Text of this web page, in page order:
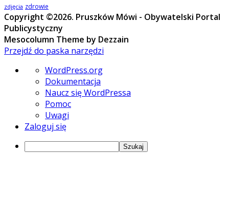
zdjęcia zdrowie
Copyright ©2026. Pruszków Mówi - Obywatelski Portal
Publicystyczny
Mesocolumn Theme by Dezzain
Przejdź do paska narzędzi
WordPressie
WordPress.org
Dokumentacja
Naucz się WordPressa
Pomoc
Uwagi
Zaloguj się
Szukaj